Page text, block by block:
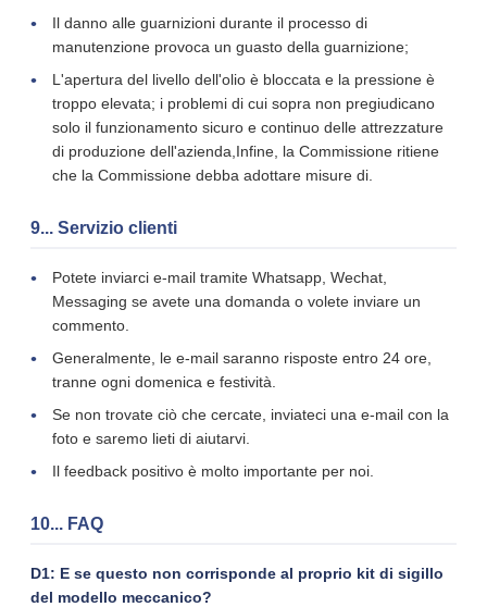
Il danno alle guarnizioni durante il processo di
manutenzione provoca un guasto della guarnizione;
L'apertura del livello dell'olio è bloccata e la pressione è
troppo elevata; i problemi di cui sopra non pregiudicano
solo il funzionamento sicuro e continuo delle attrezzature
di produzione dell'azienda,Infine, la Commissione ritiene
che la Commissione debba adottare misure di.
9... Servizio clienti
Potete inviarci e-mail tramite Whatsapp, Wechat,
Messaging se avete una domanda o volete inviare un
commento.
Generalmente, le e-mail saranno risposte entro 24 ore,
tranne ogni domenica e festività.
Se non trovate ciò che cercate, inviateci una e-mail con la
foto e saremo lieti di aiutarvi.
Il feedback positivo è molto importante per noi.
10... FAQ
D1: E se questo non corrisponde al proprio kit di sigillo
del modello meccanico?